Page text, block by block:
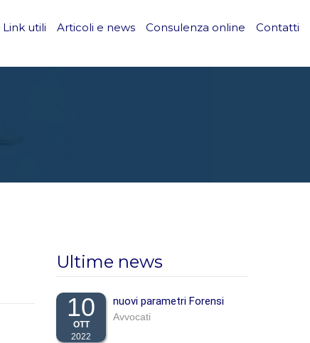
Link utili Articoli e news Consulenza online Contatti
Ultime news
10
OTT
2022
nuovi parametri Forensi
Avvocati